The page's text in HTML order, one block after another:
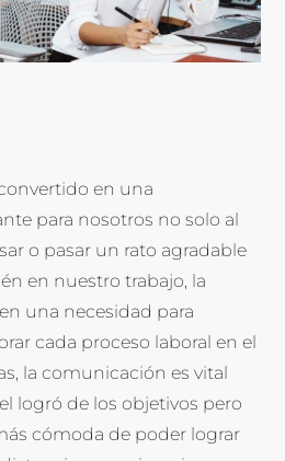
en una
para nosotros no solo al
o pasar un rato agradable
en nuestro trabajo, la
una necesidad para
cada proceso laboral en el
la comunicación es vital
logró de los objetivos pero
cómoda de poder lograr